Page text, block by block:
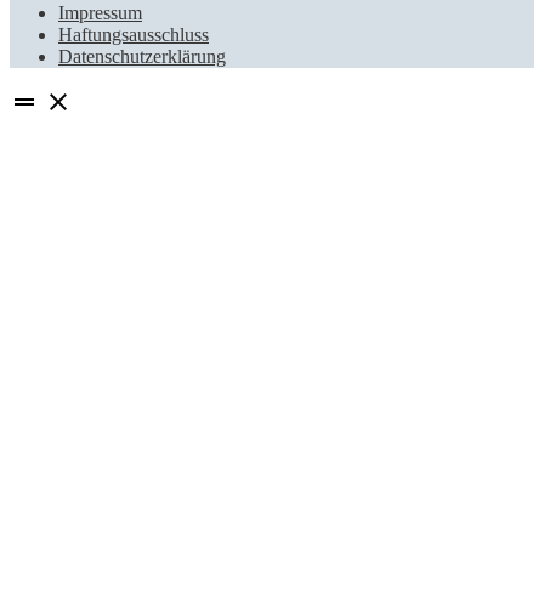
Impressum
Haftungsausschluss
Datenschutzerklärung
drag_handle close